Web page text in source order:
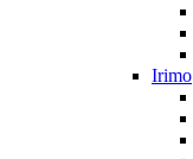
Irimo